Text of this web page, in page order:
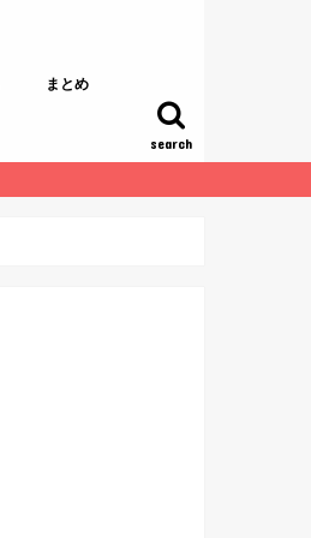
search
まとめ